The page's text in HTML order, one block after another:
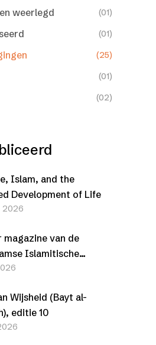
weerlegd (01)
(01)
(25)
(01)
(02)
Islam, and the
Development of Life
2026
magazine van de
Islamitische
(SIV) –
Wijsheid (Bayt al-
editie 10